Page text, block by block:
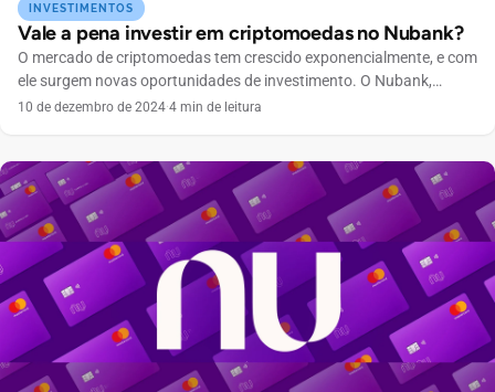
INVESTIMENTOS
Vale a pena investir em criptomoedas no Nubank?
O mercado de criptomoedas tem crescido exponencialmente, e com
ele surgem novas oportunidades de investimento. O Nubank,
conhecido por sua inovação no setor financeiro, oferece uma
disponíveis para você tomar decisões informadas. Quais
criptomoedas o Nubank oferece? […]
10 de dezembro de 2024·4 min de leitura